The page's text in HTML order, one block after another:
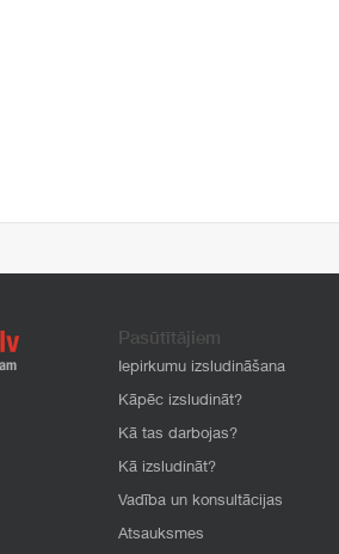
Pasūtītājiem
Iepirkumu izsludināšana
Kāpēc izsludināt?
Kā tas darbojas?
Kā izsludināt?
Vadība un konsultācijas
Atsauksmes